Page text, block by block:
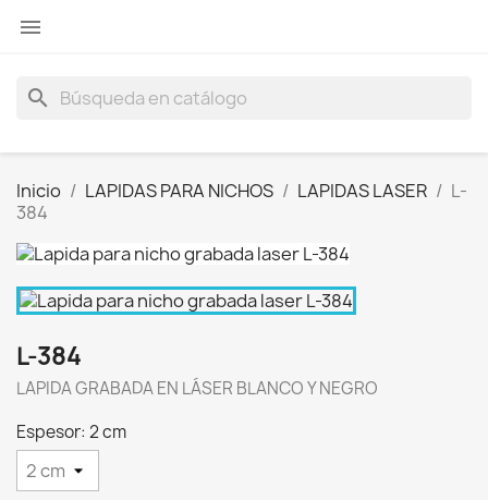

search
Inicio LAPIDAS PARA NICHOS LAPIDAS LASER
L-
384
L-384
LAPIDA GRABADA EN LÁSER BLANCO Y NEGRO
Espesor: 2 cm